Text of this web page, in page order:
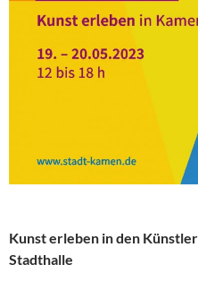
Kunst erleben in den
Stadthalle